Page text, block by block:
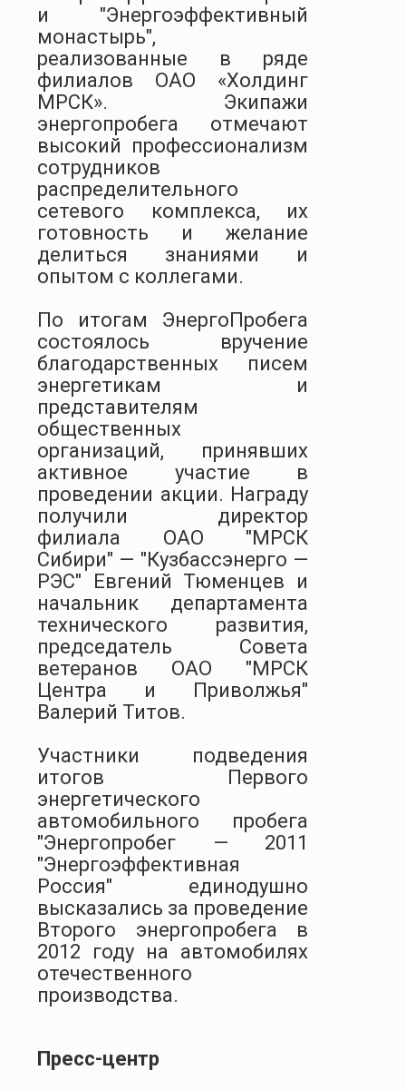
и "Энергоэффективный
монастырь",
реализованные в ряде
филиалов ОАО «Холдинг
МРСК». Экипажи
энергопробега отмечают
высокий профессионализм
сотрудников
распределительного
сетевого комплекса, их
готовность и желание
делиться знаниями и
опытом с коллегами.
По итогам ЭнергоПробега
состоялось вручение
благодарственных писем
энергетикам и
представителям
общественных
организаций, принявших
активное участие в
проведении акции. Награду
получили директор
филиала ОАО "МРСК
Сибири" — "Кузбассэнерго —
РЭС" Евгений Тюменцев и
начальник департамента
технического развития,
председатель Совета
ветеранов ОАО "МРСК
Центра и Приволжья"
Валерий Титов.
Участники подведения
итогов Первого
энергетического
автомобильного пробега
"Энергопробег — 2011
"Энергоэффективная
Россия" единодушно
высказались за проведение
Второго энергопробега в
2012 году на автомобилях
отечественного
производства.
Пресс-центр